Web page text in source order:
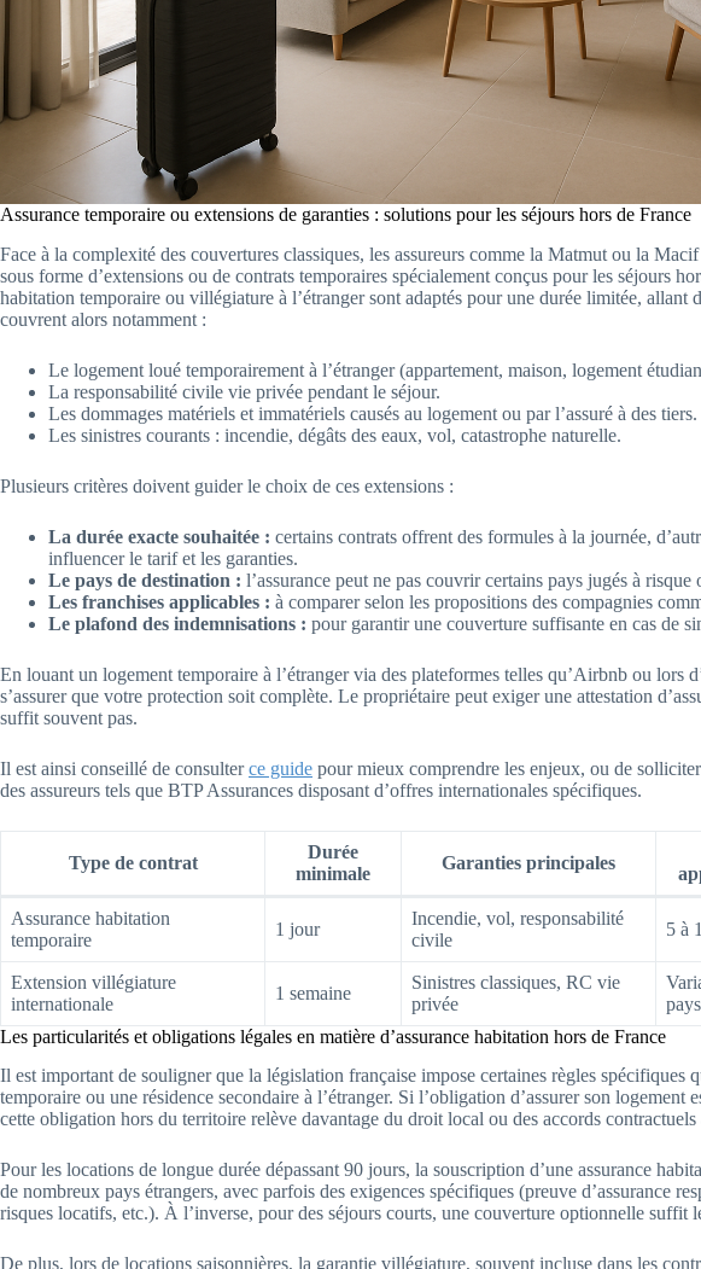
Assurance temporaire ou extensions de garanties : solutions pour les séjours hors de France
Face à la complexité des couvertures classiques, les assureurs comme la Matmut ou la
sous forme d’extensions ou de contrats temporaires spécialement conçus pour les séjours
habitation temporaire ou villégiature à l’étranger sont adaptés pour une durée limitée, allant
couvrent alors notamment :
Le logement loué temporairement à l’étranger (appartement, maison, logement
La responsabilité civile vie privée pendant le séjour.
Les dommages matériels et immatériels causés au logement ou par l’assuré à des tiers.
Les sinistres courants : incendie, dégâts des eaux, vol, catastrophe naturelle.
Plusieurs critères doivent guider le choix de ces extensions :
La durée exacte souhaitée : certains contrats offrent des formules à la journée,
influencer le tarif et les garanties.
Le pays de destination : l’assurance peut ne pas couvrir certains pays jugés à
Les franchises applicables : à comparer selon les propositions des compagnies
Le plafond des indemnisations : pour garantir une couverture suffisante en cas de
En louant un logement temporaire à l’étranger via des plateformes telles qu’Airbnb ou lors
s’assurer que votre protection soit complète. Le propriétaire peut exiger une attestation
suffit souvent pas.
Il est ainsi conseillé de consulterce guide pour mieux comprendre les enjeux, ou de
des assureurs tels que BTP Assurances disposant d’offres internationales spécifiques.
Type de contrat
Durée
minimale
Garanties principales
Assurance habitation
temporaire
1 jour
Incendie, vol, responsabilité
civile
5 à
Extension villégiature
internationale
1 semaine
Sinistres classiques, RC vie
privée
pays
Les particularités et obligations légales en matière d’assurance habitation hors de France
Il est important de souligner que la législation française impose certaines règles spécifiques
temporaire ou une résidence secondaire à l’étranger. Si l’obligation d’assurer son logement
cette obligation hors du territoire relève davantage du droit local ou des accords
Pour les locations de longue durée dépassant 90 jours, la souscription d’une assurance
de nombreux pays étrangers, avec parfois des exigences spécifiques (preuve d’assurance
risques locatifs, etc.). À l’inverse, pour des séjours courts, une couverture optionnelle suffit
De plus, lors de locations saisonnières, la garantie villégiature, souvent incluse dans les